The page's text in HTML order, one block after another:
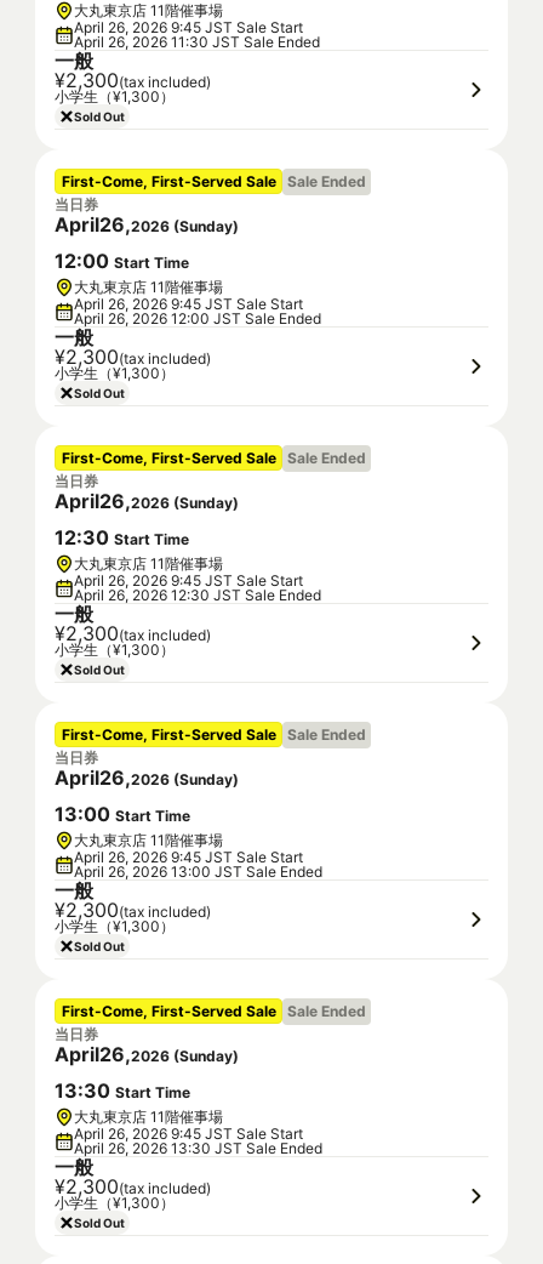
大丸東京店 11階催事場
April 26, 2026 9:45 JST Sale Start
April 26, 2026 11:30 JST Sale Ended
一般
¥2,300(tax included)
小学生（¥1,300）
Sold Out
First-Come, First-Served Sale Sale Ended
当日券
April26,2026 (Sunday)
12:00 Start Time
大丸東京店 11階催事場
April 26, 2026 9:45 JST Sale Start
April 26, 2026 12:00 JST Sale Ended
一般
¥2,300(tax included)
小学生（¥1,300）
Sold Out
First-Come, First-Served Sale Sale Ended
当日券
April26,2026 (Sunday)
12:30 Start Time
大丸東京店 11階催事場
April 26, 2026 9:45 JST Sale Start
April 26, 2026 12:30 JST Sale Ended
一般
¥2,300(tax included)
小学生（¥1,300）
Sold Out
First-Come, First-Served Sale Sale Ended
当日券
April26,2026 (Sunday)
13:00 Start Time
大丸東京店 11階催事場
April 26, 2026 9:45 JST Sale Start
April 26, 2026 13:00 JST Sale Ended
一般
¥2,300(tax included)
小学生（¥1,300）
Sold Out
First-Come, First-Served Sale Sale Ended
当日券
April26,2026 (Sunday)
13:30 Start Time
大丸東京店 11階催事場
April 26, 2026 9:45 JST Sale Start
April 26, 2026 13:30 JST Sale Ended
一般
¥2,300(tax included)
小学生（¥1,300）
Sold Out